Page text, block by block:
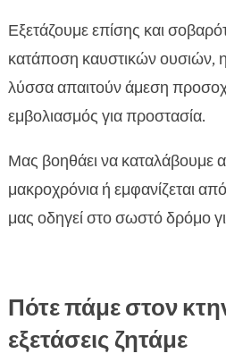
Εξετάζουμε επίσης και
κατάποση καυστικών ουσιών,
λύσσα απαιτούν άμεση
εμβολιασμός για προστασία.
Μας βοηθάει να καταλάβουμε
μακροχρόνια ή εμφανίζεται
μας οδηγεί στο σωστό δρόμο
Πότε πάμε στον
εξετάσεις ζητάμε